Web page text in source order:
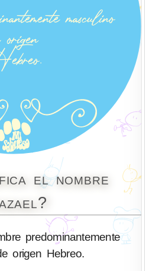
el nombre
predominantemente
origen Hebreo.